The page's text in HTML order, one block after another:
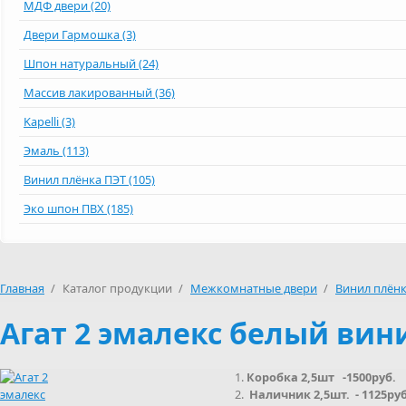
МДФ двери (20)
Двери Гармошка (3)
Шпон натуральный (24)
Массив лакированный (36)
Kapelli (3)
Эмаль (113)
Винил плёнка ПЭТ (105)
Эко шпон ПВХ (185)
Главная / Каталог продукции / Межкомнатные двери / Винил
Агат 2 эмалекс белый
Коробка 2,5шт -1500руб.
Наличник 2,5шт. -